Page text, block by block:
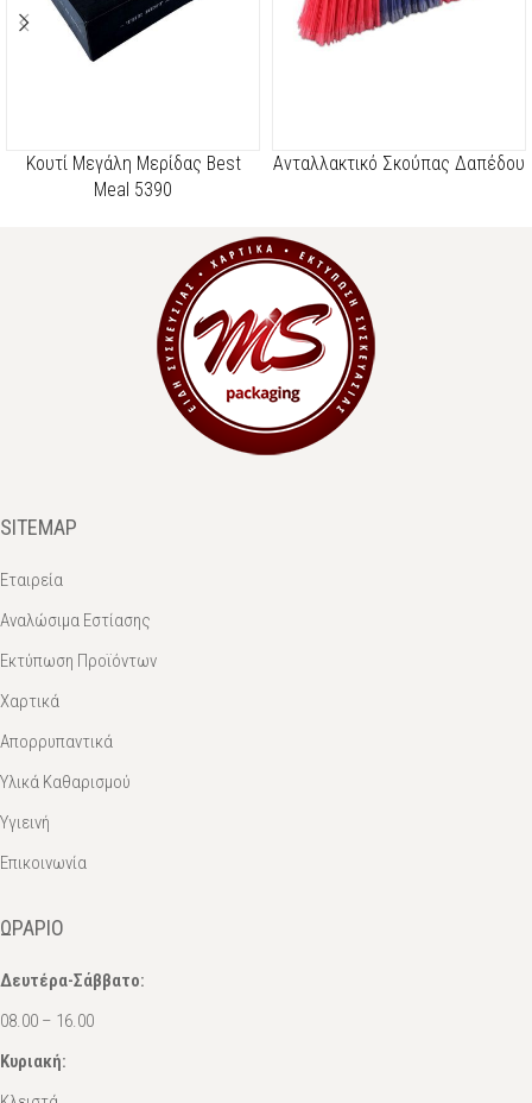
Kουτί Μεγάλη Μερίδας Best
Meal 5390
Ανταλλακτικό Σκούπας Δαπέδου
SITEMAP
Εταιρεία
Αναλώσιμα Εστίασης
Εκτύπωση Προϊόντων
Χαρτικά
Απορρυπαντικά
Υλικά Καθαρισμού
Υγιεινή
Επικοινωνία
ΩΡΆΡΙΟ
Δευτέρα-Σάββατο:
08.00 – 16.00
Κυριακή: